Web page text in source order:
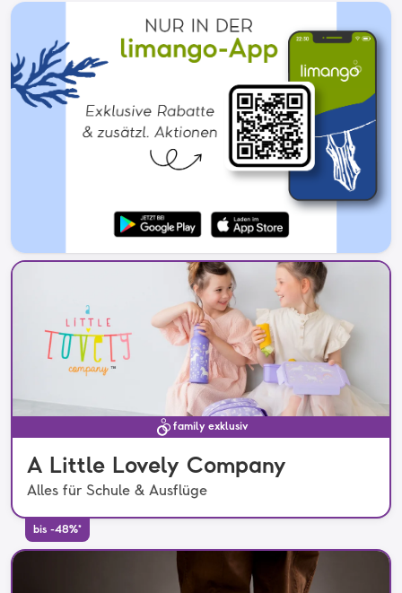
family exklusiv
A Little Lovely Company
Alles für Schule & Ausflüge
bis -48%*